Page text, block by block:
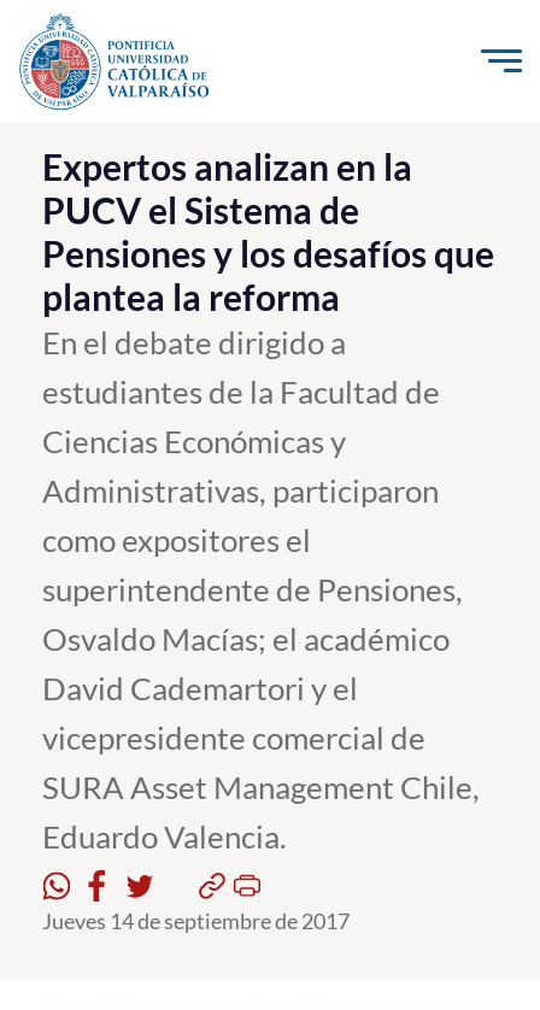
Click acá para ir directamente al contenido
La Universidad
Investigación, Creación e Innovación
PUCV Internacional
Vinculación con el Medio
Admisión
Pregrado
Postgrado
Estudiantes
Académicos
Funcionarios
Alumni
English
Expertos analizan en la
PUCV el Sistema de
Pensiones y los desafíos que
plantea la reforma
En el debate dirigido a
estudiantes de la Facultad de
Ciencias Económicas y
Administrativas, participaron
como expositores el
superintendente de Pensiones,
Osvaldo Macías; el académico
David Cademartori y el
vicepresidente comercial de
SURA Asset Management Chile,
Eduardo Valencia.
Jueves 14 de septiembre de 2017